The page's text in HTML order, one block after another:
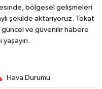
bölgesel gelişmeleri
şekilde aktarıyoruz. Tokat
ve güvenilir habere
yaşayın.
Hava Durumu